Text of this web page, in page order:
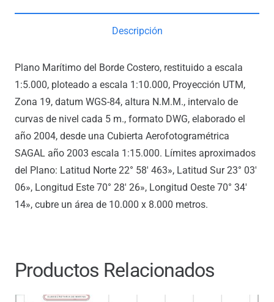
Descripción
Plano Marítimo del Borde Costero, restituido a escala
1:5.000, ploteado a escala 1:10.000, Proyección UTM,
Zona 19, datum WGS-84, altura N.M.M., intervalo de
curvas de nivel cada 5 m., formato DWG, elaborado el
año 2004, desde una Cubierta Aerofotogramétrica
SAGAL año 2003 escala 1:15.000. Límites aproximados
del Plano: Latitud Norte 22° 58′ 463», Latitud Sur 23° 03′
06», Longitud Este 70° 28′ 26», Longitud Oeste 70° 34′
14», cubre un área de 10.000 x 8.000 metros.
Productos Relacionados